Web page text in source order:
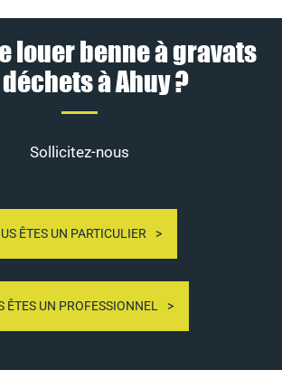
louer benne à gravats
à Ahuy ?
Sollicitez-nous
ÊTES UN PARTICULIER
ÊTES UN PROFESSIONNEL